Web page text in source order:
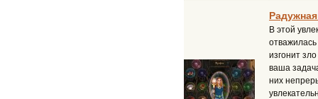
Радужная
В этой
изгонит
ваша
них